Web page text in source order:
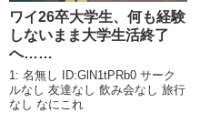
ワイ26卒大学生、何も経験
しないまま大学生活終了
へ……
1: 名無し ID:GlN1tPRb0 サーク
ルなし 友達なし 飲み会なし 旅行
なし なにこれ